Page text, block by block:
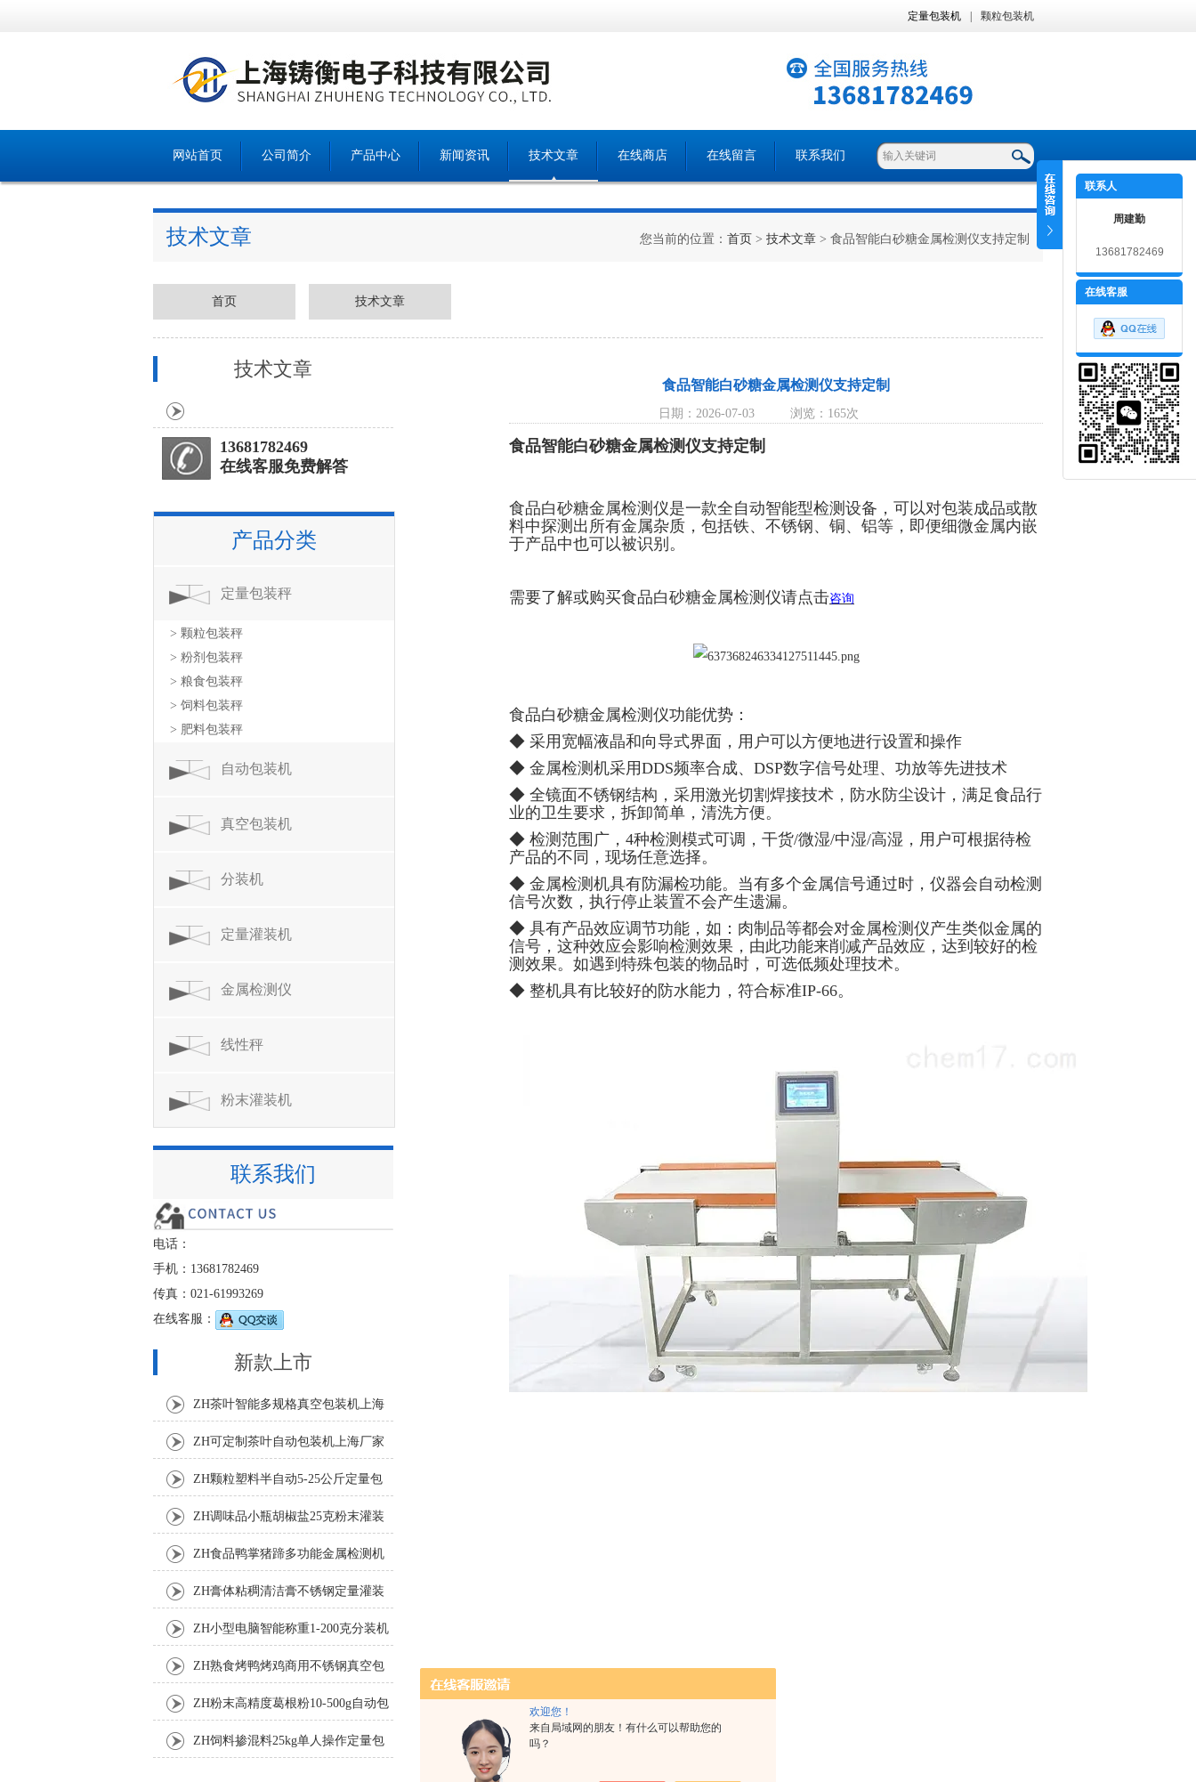
欢迎您！
来自局域网的朋友！有什么可以帮助您的
吗？
定量包装机 颗粒包装机
网站首页 公司简介 产品中心 新闻资讯 技术文章 在线商店 在线留言 联系我们
技术文章 您当前的位置： 首页 > 技术文章 > 食品智能白砂糖金属检测仪支持定制
首页 技术文章
食品智能白砂糖金属检测仪支持定制
日期：2026-07-03 浏览：165次
食品智能白砂糖金属检测仪支持定制
食品白砂糖金属检测仪是一款全自动智能型检测设备，可以对包装成品或散
料中探测出所有金属杂质，包括铁、不锈钢、铜、铝等，即便细微金属内嵌
于产品中也可以被识别。
需要了解或购买食品白砂糖金属检测仪请点击咨询
食品白砂糖金属检测仪功能优势：
◆ 采用宽幅液晶和向导式界面，用户可以方便地进行设置和操作
◆ 金属检测机采用DDS频率合成、DSP数字信号处理、功放等先进技术
◆ 全镜面不锈钢结构，采用激光切割焊接技术，防水防尘设计，满足食品行
业的卫生要求，拆卸简单，清洗方便。
◆ 检测范围广，4种检测模式可调，干货/微湿/中湿/高湿，用户可根据待检
产品的不同，现场任意选择。
◆ 金属检测机具有防漏检功能。当有多个金属信号通过时，仪器会自动检测
信号次数，执行停止装置不会产生遗漏。
◆ 具有产品效应调节功能，如：肉制品等都会对金属检测仪产生类似金属的
信号，这种效应会影响检测效果，由此功能来削减产品效应，达到较好的检
测效果。如遇到特殊包装的物品时，可选低频处理技术。
◆ 整机具有比较好的防水能力，符合标准IP-66。
技术文章
13681782469
在线客服免费解答
产品分类
定量包装秤
> 颗粒包装秤
> 粉剂包装秤
> 粮食包装秤
> 饲料包装秤
> 肥料包装秤
自动包装机
真空包装机
分装机
定量灌装机
金属检测仪
线性秤
粉末灌装机
联系我们
电话：
手机：13681782469
传真：021-61993269
在线客服：
新款上市
ZH茶叶智能多规格真空包装机上海
厂家 ZH可定制茶叶自动包装机上海厂家
ZH颗粒塑料半自动5-25公斤定量包
装机 ZH调味品小瓶胡椒盐25克粉末灌装
ZH食品鸭掌猪蹄多功能金属检测机
ZH膏体粘稠清洁膏不锈钢定量灌装
机厂家 ZH小型电脑智能称重1-200克分装机
ZH熟食烤鸭烤鸡商用不锈钢真空包
装机 ZH粉末高精度葛根粉10-500g自动包
装机 ZH饲料掺混料25kg单人操作定量包
联系人
周建勤
13681782469
在线客服